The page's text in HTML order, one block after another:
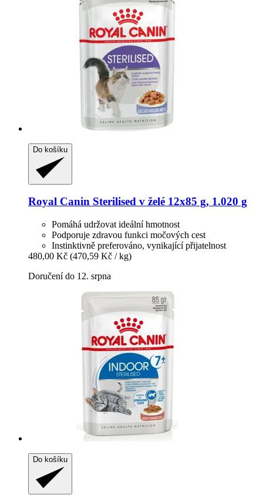
Do košíku
Royal Canin Sterilised v želé 12x85 g, 1.020 g
Pomáhá udržovat ideální hmotnost
Podporuje zdravou funkci močových cest
Instinktivně preferováno, vynikající přijatelnost
480,00 Kč (470,59 Kč / kg)
Doručení do 12. srpna
Do košíku